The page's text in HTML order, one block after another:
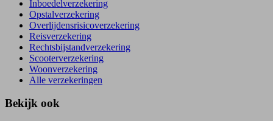
Inboedelverzekering
Opstalverzekering
Overlijdensrisicoverzekering
Reisverzekering
Rechtsbijstandverzekering
Scooterverzekering
Woonverzekering
Alle verzekeringen
Bekijk ook